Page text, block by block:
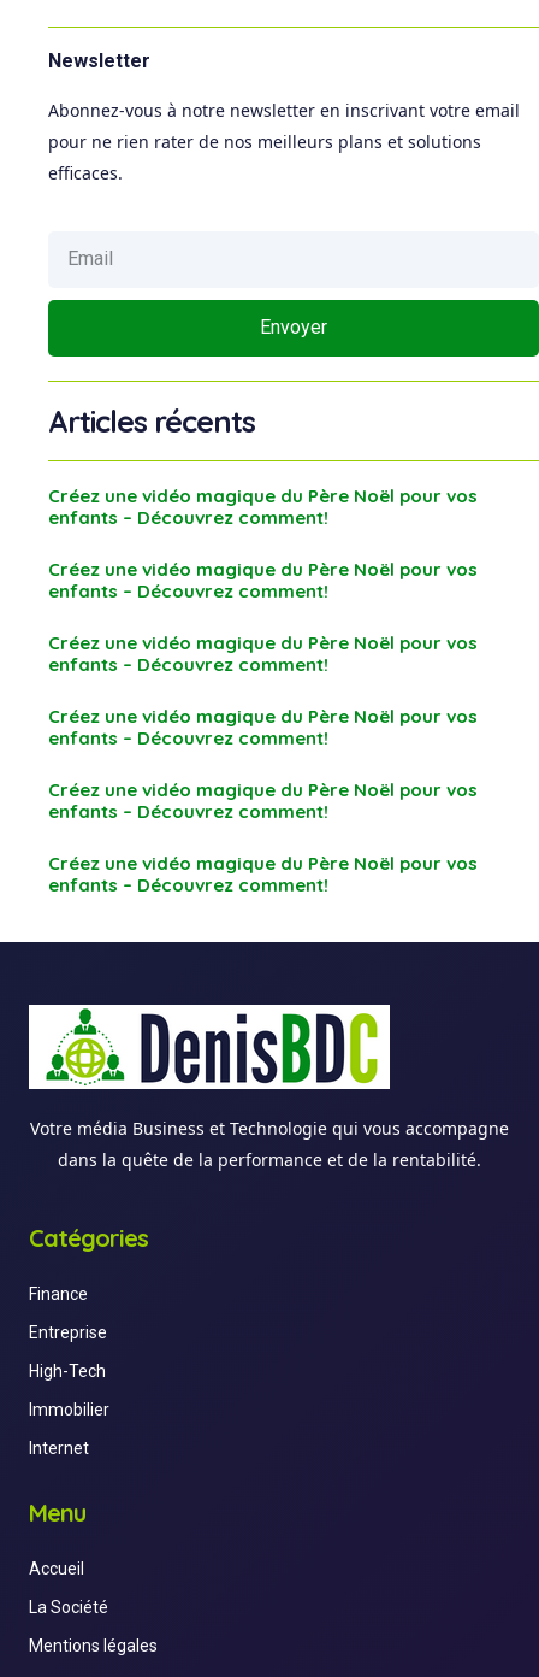
Newsletter
Abonnez-vous à notre newsletter en inscrivant votre email
pour ne rien rater de nos meilleurs plans et solutions
efficaces.
Envoyer
Articles récents
Créez une vidéo magique du Père Noël pour vos
enfants – Découvrez comment!
Créez une vidéo magique du Père Noël pour vos
enfants – Découvrez comment!
Créez une vidéo magique du Père Noël pour vos
enfants – Découvrez comment!
Créez une vidéo magique du Père Noël pour vos
enfants – Découvrez comment!
Créez une vidéo magique du Père Noël pour vos
enfants – Découvrez comment!
Créez une vidéo magique du Père Noël pour vos
enfants – Découvrez comment!
Votre média Business et Technologie qui vous accompagne
dans la quête de la performance et de la rentabilité.
Catégories
Finance
Entreprise
High-Tech
Immobilier
Internet
Menu
Accueil
La Société
Mentions légales